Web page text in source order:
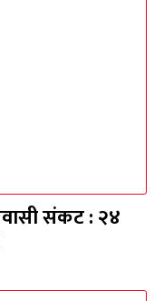
संकट : २४